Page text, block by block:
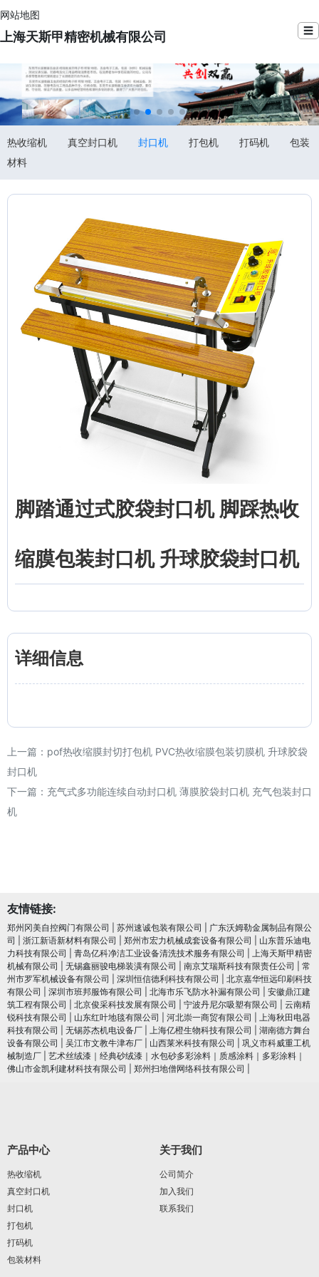
网站地图
上海天斯甲精密机械有限公司 ☰
热收缩机 真空封口机 封口机 打包机 打码机
包装
材料
脚踏通过式胶袋封口机 脚踩热收
缩膜包装封口机 升球胶袋封口机
详细信息
上一篇： pof热收缩膜封切打包机 PVC热收缩膜包装切膜机 升球胶袋
封口机
下一篇： 充气式多功能连续自动封口机 薄膜胶袋封口机 充气包装封口
机
友情链接:
郑州冈美自控阀门有限公司 苏州速诚包装有限公司
广东沃姆勒金属制品有限公
司
浙江新语新材料有限公司 郑州市宏力机械成套设备有限公司
山东普乐迪电
力科技有限公司
青岛亿科净洁工业设备清洗技术服务有限公司
上海天斯甲精密
机械有限公司
无锡鑫丽骏电梯装潢有限公司 南京艾瑞斯科技有限责任公司
常
州市罗军机械设备有限公司
深圳恒信德利科技有限公司
北京嘉华恒远印刷科技
有限公司
深圳市班邦服饰有限公司 北海市乐飞防水补漏有限公司
安徽鼎江建
筑工程有限公司
北京俊采科技发展有限公司 宁波丹尼尔吸塑有限公司
云南精
锐科技有限公司
山东红叶地毯有限公司 河北崇一商贸有限公司
上海秋田电器
科技有限公司
无锡苏杰机电设备厂 上海亿橙生物科技有限公司
湖南德方舞台
设备有限公司
吴江市文教牛津布厂 山西莱米科技有限公司
巩义市科威重工机
械制造厂
艺术丝绒漆｜经典砂绒漆｜水包砂多彩涂料｜质感涂料｜多彩涂料｜
佛山市金凯利建材科技有限公司
郑州扫地僧网络科技有限公司
产品中心
热收缩机
真空封口机
封口机
打包机
打码机
包装材料
关于我们
公司简介
加入我们
联系我们